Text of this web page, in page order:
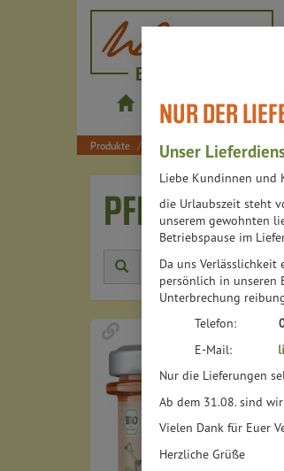
wedde.bio
LieferdienstProdukte
Produkte Lebensmittel Alles auf`s
NUR DER
Unser
Liebe Kundinnen und
die Urlaubszeit steht
unserem gewohnten
Betriebspause im
Da uns
persönlich in unseren
Unterbrechung
Telefon:
E-Mail:
Nur die Lieferungen
Ab dem 31.08. sind
Vielen Dank für Euer
Herzliche Grüße